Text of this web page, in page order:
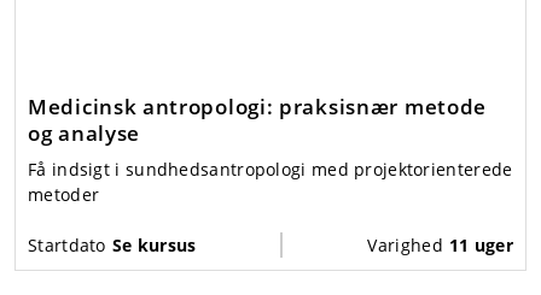
Medicinsk antropologi: praksisnær metode
og analyse
Få indsigt i sundhedsantropologi med projektorienterede
metoder
Startdato Se kursus Varighed 11 uger